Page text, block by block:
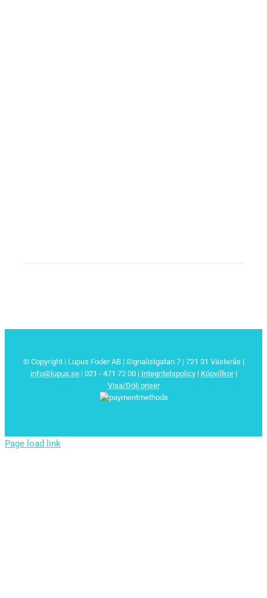
© Copyright | Lupus Foder AB | Signalistgatan 7 | 721 31 Västerås |
info@lupus.se| 021 - 471 72 00 | Integritetspolicy| Köpvillkor|
Visa/Dölj priser
Page load link